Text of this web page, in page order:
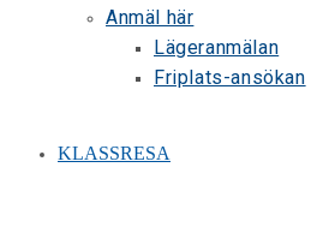
Anmäl här
Lägeranmälan
Friplats-ansökan
KLASSRESA